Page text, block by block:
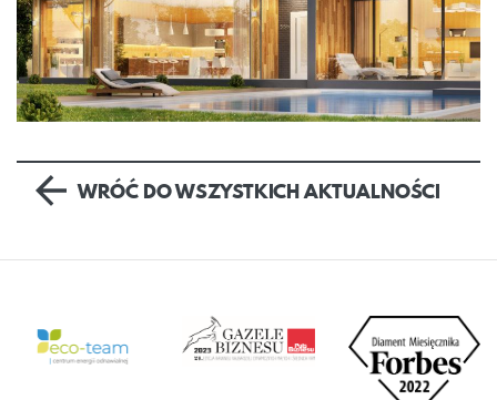
WRÓĆ DO WSZYSTKICH AKTUALNOŚCI